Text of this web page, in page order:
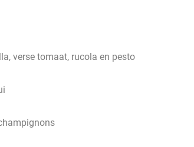
verse tomaat, rucola en pesto